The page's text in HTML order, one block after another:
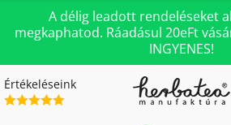
A délig leadott rendeléseket
megkaphatod. Ráadásul 20eFt
INGYENES!
Értékeléseink